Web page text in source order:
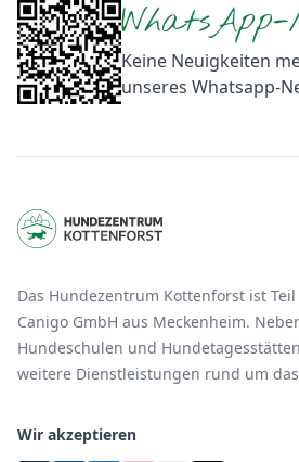
Keine Neuigkeiten
unseres Whatsapp-
Das Hundezentrum Kottenforst ist
Canigo GmbH aus Meckenheim.
Hundeschulen und
weitere Dienstleistungen rund um
Wir akzeptieren